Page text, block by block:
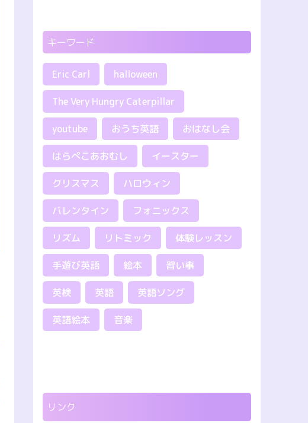
キーワード
Eric Carl halloween
The Very Hungry Caterpillar
youtube おうち英語 おはなし会
はらぺこあおむし イースター
クリスマス ハロウィン
バレンタイン フォニックス
リズム リトミック 体験レッスン
手遊び英語 絵本 習い事
英検 英語 英語ソング
英語絵本 音楽
リンク